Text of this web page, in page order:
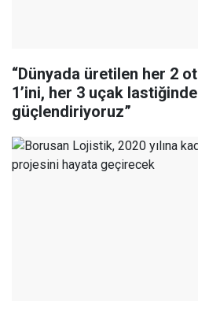
“Dünyada üretilen her 2
1’ini, her 3 uçak
güçlendiriyoruz”